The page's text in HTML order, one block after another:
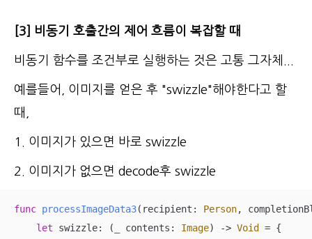
[3] 비동기 호출간의 제어 흐름이 복잡할 때
비동기 함수를 조건부로 실행하는 것은 고통 그자체...
예를들어, 이미지를 얻은 후 "swizzle"해야한다고 할
때,
1. 이미지가 있으면 바로 swizzle
2. 이미지가 없으면 decode후 swizzle
func processImageData3( recipient : Person,
let swizzle: ( contents: Image) -> Void = {